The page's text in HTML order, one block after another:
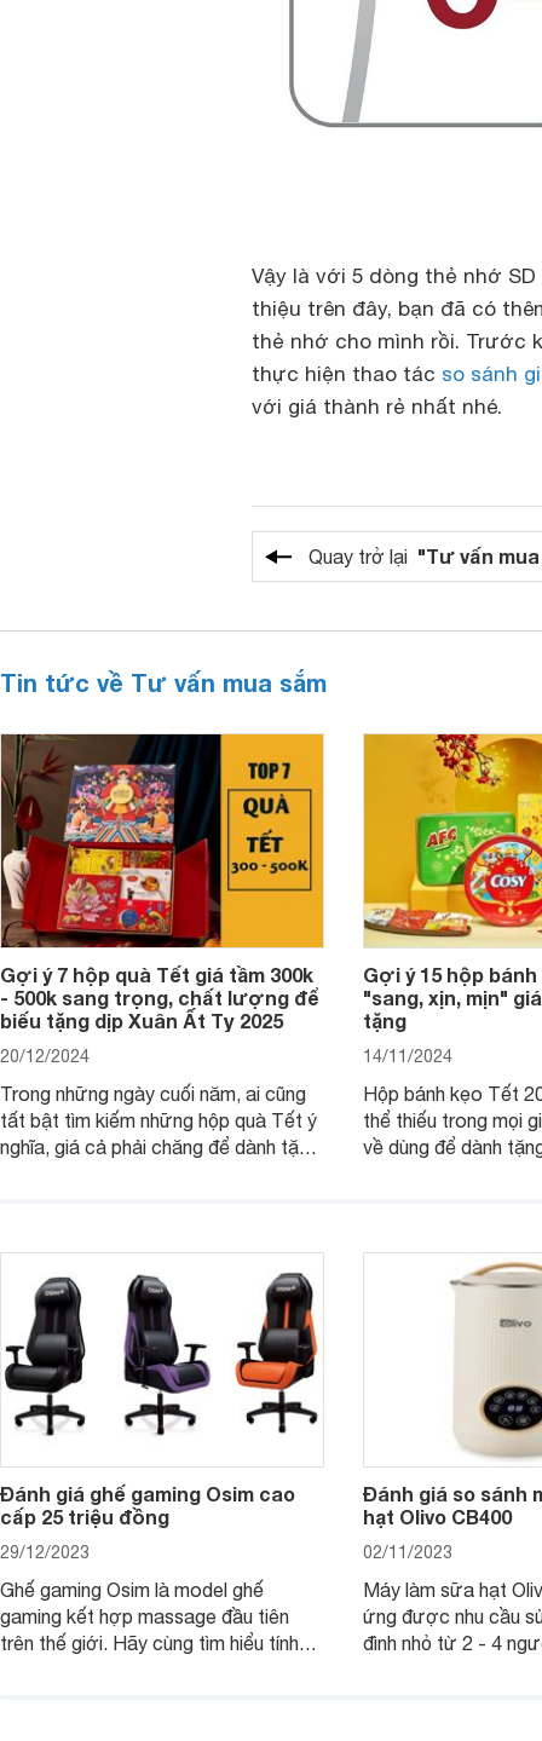
Vậy là với 5 dòng thẻ nhớ
thiệu trên đây, bạn đã có
thẻ nhớ cho mình rồi. Trước
thực hiện thao tác so sánh
với giá thành rẻ nhất nhé.
Quay trở lại "Tư vấn
Tin tức về Tư vấn mua sắm
Gợi ý 7 hộp quà Tết giá tầm 300k
- 500k sang trọng, chất lượng để
biếu tặng dịp Xuân Ất Tỵ 2025
20/12/2024
Trong những ngày cuối năm, ai cũng
tất bật tìm kiếm những hộp quà Tết ý
nghĩa, giá cả phải chăng để dành tặng
- 500k đẹp mắt nhé.
Gợi ý 15 hộp
"sang, xịn, mịn"
tặng
14/11/2024
Hộp bánh kẹo Tết
thể thiếu trong mọi
về dùng để dành
2025 mới vừa sang,
mua sắm cuối năm.
Đánh giá ghế gaming Osim cao
cấp 25 triệu đồng
29/12/2023
Ghế gaming Osim là model ghế
gaming kết hợp massage đầu tiên
trên thế giới. Hãy cùng tìm hiểu tính
Đánh giá so sánh
hạt Olivo CB400
02/11/2023
Máy làm sữa hạt
ứng được nhu cầu
đình nhỏ từ 2 - 4